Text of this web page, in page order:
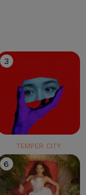
3
TEMPER CITY
6